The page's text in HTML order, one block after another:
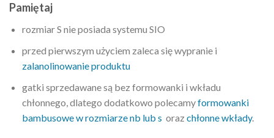
Pamiętaj
rozmiar S nie posiada systemu SIO
przed pierwszym użyciem zaleca się wypranie i
zalanolinowanie produktu
gatki sprzedawane są bez formowanki i wkładu
chłonnego, dlatego dodatkowo polecamyformowanki
bambusowe w rozmiarze nb lub s oraz chłonne wkłady.